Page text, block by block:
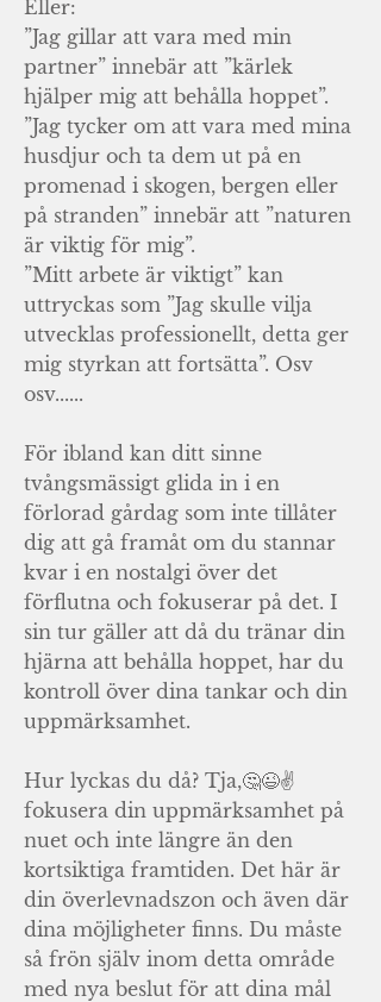
Eller:
”Jag gillar att vara med min
partner” innebär att ”kärlek
hjälper mig att behålla hoppet”.
”Jag tycker om att vara med mina
husdjur och ta dem ut på en
promenad i skogen, bergen eller
på stranden” innebär att ”naturen
är viktig för mig”.
”Mitt arbete är viktigt” kan
uttryckas som ”Jag skulle vilja
utvecklas professionellt, detta ger
mig styrkan att fortsätta”. Osv
osv......
För ibland kan ditt sinne
tvångsmässigt glida in i en
förlorad gårdag som inte tillåter
dig att gå framåt om du stannar
kvar i en nostalgi över det
förflutna och fokuserar på det. I
sin tur gäller att då du tränar din
hjärna att behålla hoppet, har du
kontroll över dina tankar och din
uppmärksamhet.
Hur lyckas du då? Tja,🤔😉✌
fokusera din uppmärksamhet på
nuet och inte längre än den
kortsiktiga framtiden. Det här är
din överlevnadszon och även där
dina möjligheter finns. Du måste
så frön själv inom detta område
med nya beslut för att dina mål